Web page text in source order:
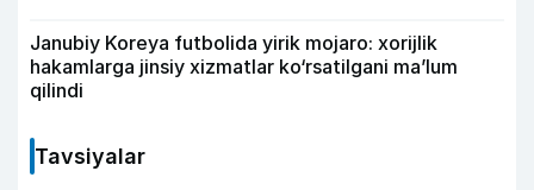
Janubiy Koreya futbolida yirik mojaro: xorijlik
hakamlarga jinsiy xizmatlar ko‘rsatilgani ma’lum
qilindi
Tavsiyalar